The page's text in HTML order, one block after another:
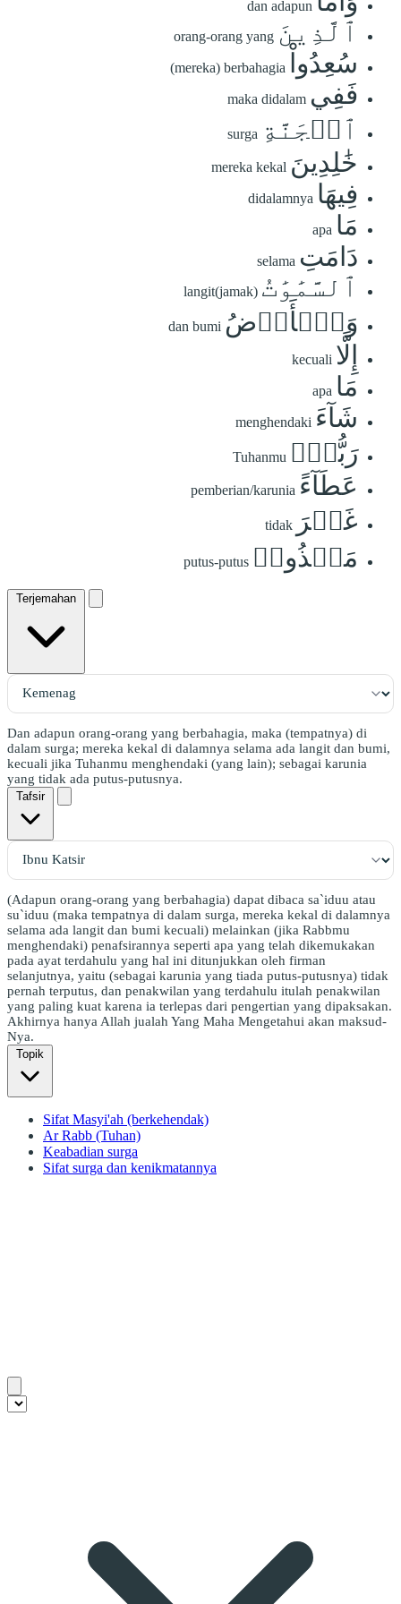
dan adapun
ٱلَّذِينَ orang-orang yang
سُعِدُواْ (mereka) berbahagia
فَفِي maka didalam
ٱلۡجَنَّةِ surga
خَٰلِدِينَ mereka kekal
فِيهَا didalamnya
مَا apa
دَامَتِ selama
ٱلسَّمَٰوَٰتُ langit(jamak)
وَٱلۡأَرۡضُ dan bumi
إِلَّا kecuali
مَا apa
شَآءَ menghendaki
رَبُّكَۖ Tuhanmu
عَطَآءً pemberian/karunia
غَيۡرَ tidak
مَجۡذُوذٖ putus-putus
Terjemahan
Dan adapun orang-orang yang berbahagia, maka (tempatnya) di
dalam surga; mereka kekal di dalamnya selama ada langit dan bumi,
kecuali jika Tuhanmu menghendaki (yang lain); sebagai karunia
yang tidak ada putus-putusnya.
Tafsir
(Adapun orang-orang yang berbahagia) dapat dibaca sa`iduu atau
su`iduu (maka tempatnya di dalam surga, mereka kekal di dalamnya
selama ada langit dan bumi kecuali) melainkan (jika Rabbmu
menghendaki) penafsirannya seperti apa yang telah dikemukakan
pada ayat terdahulu yang hal ini ditunjukkan oleh firman
selanjutnya, yaitu (sebagai karunia yang tiada putus-putusnya) tidak
pernah terputus, dan penakwilan yang terdahulu itulah penakwilan
yang paling kuat karena ia terlepas dari pengertian yang dipaksakan.
Akhirnya hanya Allah jualah Yang Maha Mengetahui akan maksud-
Nya.
Topik
Sifat Masyi'ah (berkehendak)
Ar Rabb (Tuhan)
Keabadian surga
Sifat surga dan kenikmatannya